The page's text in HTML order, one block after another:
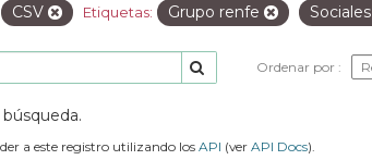
CSV Etiquetas: Grupo renfe Sociales
Ordenar por
a este registro utilizando losAPI (ver API Docs).